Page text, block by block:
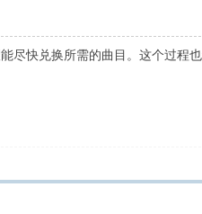
尽快兑换所需的曲目。这个过程